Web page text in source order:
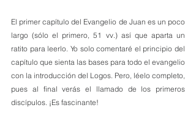
El primer capítulo del Evangelio de Juan es un poco
largo (sólo el primero, 51 vv.) así que aparta un
ratito para leerlo. Yo solo comentaré el principio del
capítulo que sienta las bases para todo el evangelio
con la introducción del Logos. Pero, léelo completo,
pues al final verás el llamado de los primeros
discípulos. ¡Es fascinante!